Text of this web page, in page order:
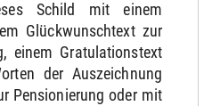
Schild mit einem
Glückwunschtext zur
einem Gratulationstext
der Auszeichnung
Pensionierung oder mit